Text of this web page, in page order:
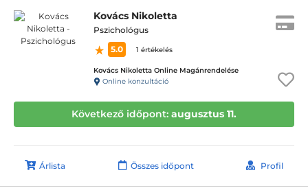
Kovács Nikoletta
Pszichológus
5.0
1 értékelés
Kovács Nikoletta Online Magánrendelése
Online konzultáció
Következő időpont: augusztus 11.
Árlista Összes időpont Profil